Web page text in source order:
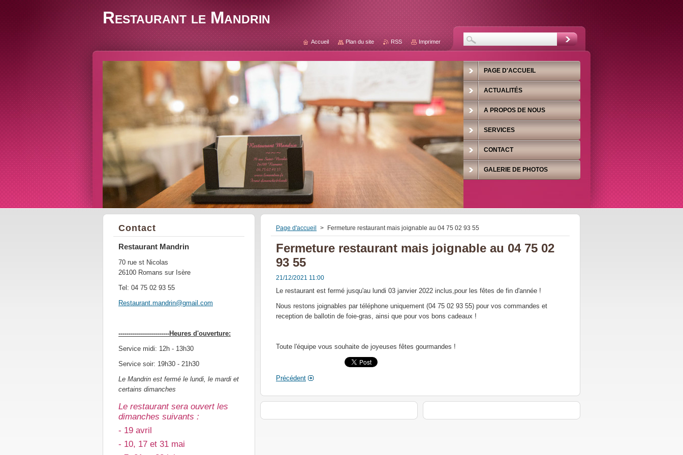
Restaurant le Mandrin
Page d'accueil > Fermeture restaurant mais joignable au 04 75 02 93 55
Fermeture restaurant mais joignable au 04 75 02
93 55
21/12/2021 11:00
Le restaurant est fermé jusqu'au lundi 03 janvier 2022 inclus,pour les fêtes de fin d'année !
Nous restons joignables par téléphone uniquement (04 75 02 93 55) pour vos commandes et
reception de ballotin de foie-gras, ainsi que pour vos bons cadeaux !
Toute l'équipe vous souhaite de joyeuses fêtes gourmandes !
Précédent
Contact
Restaurant Mandrin
70 rue st Nicolas
26100 Romans sur Isère
Tel: 04 75 02 93 55
Restaurant.mandrin@gmail .com
-------------------------Heures d'ouverture:
Service midi: 12h - 13h30
Service soir: 19h30 - 21h30
Le Mandrin est fermé le lundi, le mardi et
certains dimanches
Le restaurant sera ouvert les
dimanches suivants :
- 19 avril
- 10, 17 et 31 mai
PAGE D'ACCUEIL
ACTUALITÉS
A PROPOS DE NOUS
SERVICES
CONTACT
GALERIE DE PHOTOS
Accueil Plan du site RSS Imprimer